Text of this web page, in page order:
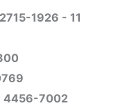
1926 - 11
4456-7002